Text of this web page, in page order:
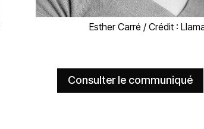
Esther Carré / Crédit :
Consulter le communiqué